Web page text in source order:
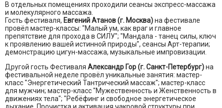
В отдельных помещениях проходили сеансы экспресс-массажа
и молекулярного массажа.
Гость фестиваля, Евгений Атанов (г. Москва)на фестивале
провёл мастер-классы: "Малый ум, как враг и главное
препятствие для прохода в СИЛУ"; "Мандала - танец силы, ключ
к проявлению вашей истинной природы", сеансы Арт-терапии;
демонстрацию цигун-массажа, музыкальные импровизации.
Другой гость Фестиваля Александр Гор (г. Санкт-Петербург)на
фестивальной неделе провёл уникальные занятия: мастер-
класс "Энергетический Тантрический массаж"; мастер-класс
для мужчин; мастер-класс "Мужественность и Женственность в
движениях тела"; "Ребёфинг и свободное энергетическое